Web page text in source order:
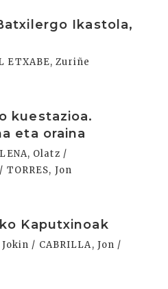
Ikastola,
ETXABE, Zuriñe
kuestazioa.
eta oraina
Olatz /
TORRES, Jon
Kaputxinoak
/ CABRILLA, Jon /